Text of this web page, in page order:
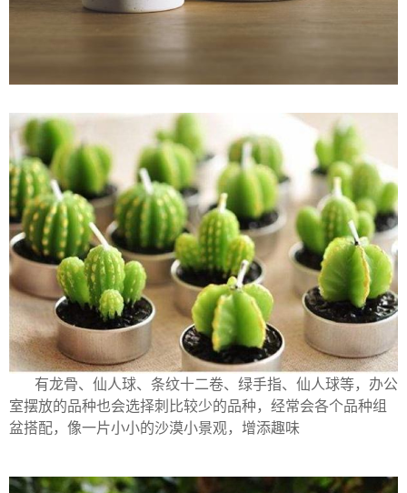
有龙骨、仙人球、条纹十二卷、绿手指、仙人球等，办公
室摆放的品种也会选择刺比较少的品种，经常会各个品种组
盆搭配，像一片小小的沙漠小景观，增添趣味